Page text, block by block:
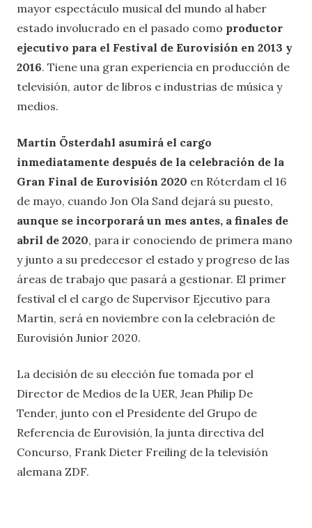
mayor espectáculo musical del mundo al haber
estado involucrado en el pasado como productor
ejecutivo para el Festival de Eurovisión en 2013 y
2016. Tiene una gran experiencia en producción de
televisión, autor de libros e industrias de música y
medios.
Martin Österdahl asumirá el cargo
inmediatamente después de la celebración de la
Gran Final de Eurovisión 2020 en Róterdam el 16
de mayo, cuando Jon Ola Sand dejará su puesto,
aunque se incorporará un mes antes, a finales de
abril de 2020, para ir conociendo de primera mano
y junto a su predecesor el estado y progreso de las
áreas de trabajo que pasará a gestionar. El primer
festival el el cargo de Supervisor Ejecutivo para
Martin, será en noviembre con la celebración de
Eurovisión Junior 2020.
La decisión de su elección fue tomada por el
Director de Medios de la UER, Jean Philip De
Tender, junto con el Presidente del Grupo de
Referencia de Eurovisión, la junta directiva del
Concurso, Frank Dieter Freiling de la televisión
alemana ZDF.